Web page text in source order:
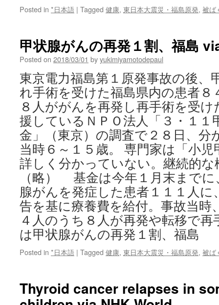
Posted in *日本語 | Tagged 健康, 東日本大震災・福島原発, 被ば
甲状腺がんの再発１割、福島
Posted on 2018/03/01 byyukimiyamotodepaul
東京電力福島第１原発事故の後、
れ手術を受けた福島県内の患者８
８人ががんを再発し再手術を受
援しているＮＰＯ法人「３・１１
金」（東京）の調査で２８日、分
当時６～１５歳。 専門家は「小
詳しく分かっていない。継続的な
（略） 基金は今年１月末までに
腺がんを発症した患者１１１人に
告を基に療養費を給付。事故当時
４人のうち８人が再発や転移で
は甲状腺がんの再発１割、福島
Posted in *日本語 | Tagged 健康, 東日本大震災・福島原発, 被ば
Thyroid cancer relapses in